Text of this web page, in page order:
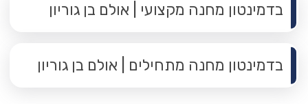
בדמינטון מחנה מקצועי | אולם בן גוריון
בדמינטון מחנה מתחילים | אולם בן גוריון